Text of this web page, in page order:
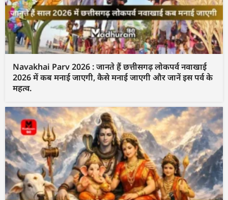
Navakhai Parv 2026 : जानते हैं छत्तीसगढ़ लोकपर्व नवाखाई
2026 में कब मनाई जाएगी, कैसे मनाई जाएगी और जानें इस पर्व के
महत्व.